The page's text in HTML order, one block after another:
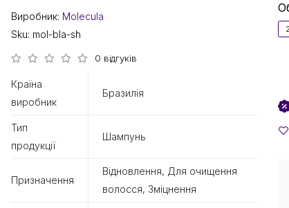
Виробник: Molecula
Sku: mol-bla-sh
0 відгуків
Країна
виробник
Бразилія
Тип
продукції
Шампунь
Призначення
Відновлення, Для очищення
волосся, Зміцнення